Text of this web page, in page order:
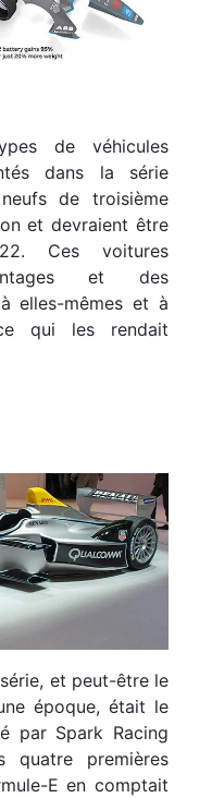
de véhicules
dans la série
de troisième
et devraient être
Ces voitures
et des
elles-mêmes et à
qui les rendait
et peut-être le
époque, était le
par Spark Racing
quatre premières
E en comptait